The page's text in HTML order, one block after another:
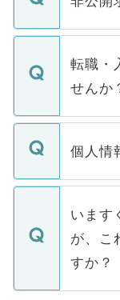
ます。通
いただ
マイナビ
うち約3
けない
下記の
ません。
■応募殺
関を公に
に、医
みを人
ています
転職・
せんか
転職・入
ん。ま
定を承諾
の辞退
個人情
個人情報
で、ご
などで
ご本人
支援を
ているす
います
が、こ
すか？